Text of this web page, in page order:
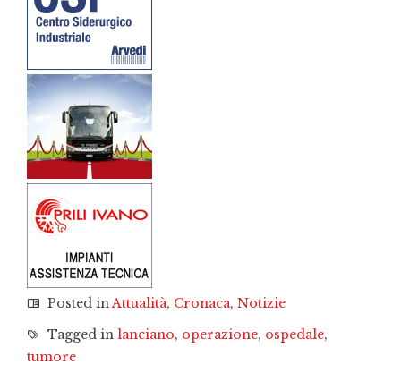
Posted inAttualità, Cronaca, Notizie
Tagged in lanciano, operazione, ospedale,
tumore